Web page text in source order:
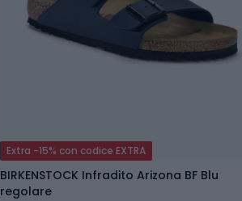
Extra -15% con codice EXTRA
BIRKENSTOCK Infradito Arizona BF Blu
regolare